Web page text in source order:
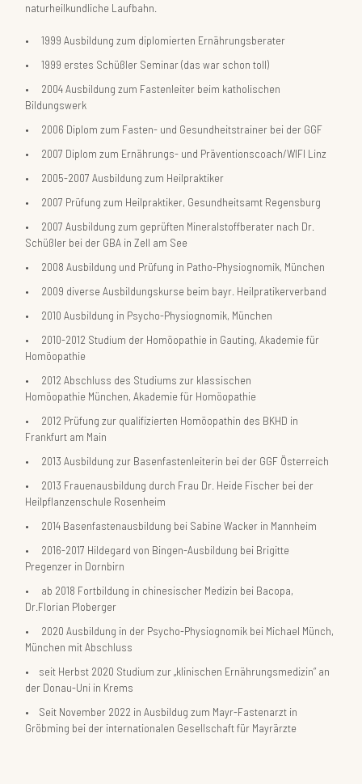
naturheilkundliche Laufbahn.
1999 Ausbildung zum diplomierten Ernährungsberater
1999 erstes Schüßler Seminar (das war schon toll)
2004Ausbildung zum Fastenleiter beim katholischen
Bildungswerk
2006 Diplom zum Fasten- und Gesundheitstrainer bei der GGF
2007 Diplom zum Ernährungs- und Präventionscoach/WIFI Linz
2005-2007 Ausbildung zum Heilpraktiker
2007 Prüfung zum Heilpraktiker, Gesundheitsamt Regensburg
2007 Ausbildung zum geprüften Mineralstoffberater nach Dr.
Schüßler bei der GBA in Zell am See
2008 Ausbildung und Prüfung in Patho-Physiognomik, München
2009 diverse Ausbildungskurse beim bayr. Heilpratikerverband
2010 Ausbildung in Psycho-Physiognomik, München
2010-2012 Studium der Homöopathie in Gauting, Akademie für
Homöopathie
2012 Abschluss des Studiums zur klassischen
Homöopathie München, Akademie für Homöopathie
2012 Prüfung zur qualifizierten Homöopathin des BKHD in
Frankfurt am Main
2013 Ausbildung zur Basenfastenleiterin bei der GGF Österreich
2013 Frauenausbildung durch Frau Dr. Heide Fischer bei der
Heilpflanzenschule Rosenheim
2014 Basenfastenausbildung bei Sabine Wacker in Mannheim
2016-2017 Hildegard von Bingen-Ausbildung bei Brigitte
Pregenzer in Dornbirn
ab 2018 Fortbildung in chinesischer Medizin bei Bacopa,
Dr.Florian Ploberger
2020 Ausbildung in der Psycho-Physiognomik bei Michael Münch,
München mit Abschluss
seit Herbst 2020 Studium zur „klinischen Ernährungsmedizin“ an
der Donau-Uni in Krems
Seit November 2022 in Ausbildug zum Mayr-Fastenarzt in
Gröbming bei der internationalen Gesellschaft für Mayrärzte